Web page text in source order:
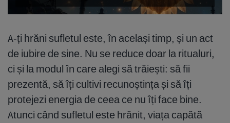
A-ți hrăni sufletul este, în același timp, și un act
de iubire de sine. Nu se reduce doar la ritualuri,
ci și la modul în care alegi să trăiești: să fii
prezentă, să îți cultivi recunoștința și să îți
protejezi energia de ceea ce nu îți face bine.
Atunci când sufletul este hrănit, viața capătă